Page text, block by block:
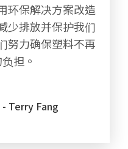
环保解决方案改造
少排放并保护我们
努力确保塑料不再
担。
- Terry Fang